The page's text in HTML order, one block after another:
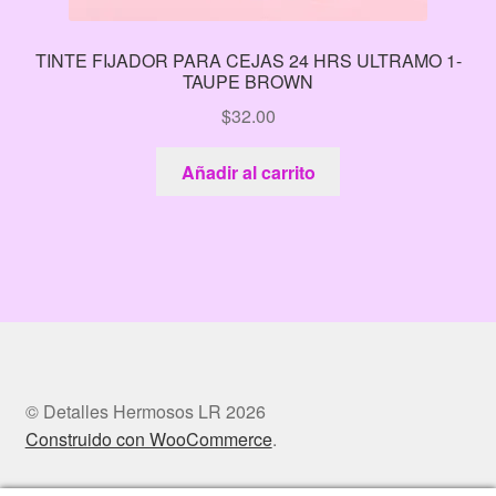
TINTE FIJADOR PARA CEJAS 24 HRS ULTRAMO 1-
TAUPE BROWN
$32.00
Añadir al carrito
© Detalles Hermosos LR 2026
Construido con WooCommerce.